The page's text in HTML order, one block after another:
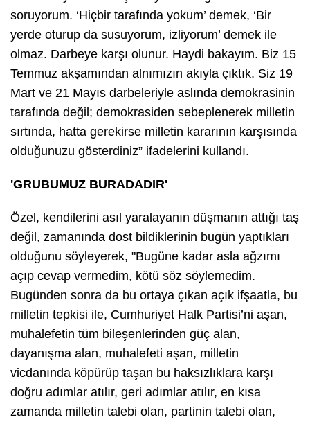
soruyorum. ‘Hiçbir tarafında yokum’ demek, ‘Bir
yerde oturup da susuyorum, izliyorum’ demek ile
olmaz. Darbeye karşı olunur. Haydi bakayım. Biz 15
Temmuz akşamından alnımızın akıyla çıktık. Siz 19
Mart ve 21 Mayıs darbeleriyle aslında demokrasinin
tarafında değil; demokrasiden sebeplenerek milletin
sırtında, hatta gerekirse milletin kararının karşısında
olduğunuzu gösterdiniz” ifadelerini kullandı.
'GRUBUMUZ BURADADIR'
Özel, kendilerini asıl yaralayanın düşmanın attığı taş
değil, zamanında dost bildiklerinin bugün yaptıkları
olduğunu söyleyerek, "Bugüne kadar asla ağzımı
açıp cevap vermedim, kötü söz söylemedim.
Bugünden sonra da bu ortaya çıkan açık ifşaatla, bu
milletin tepkisi ile, Cumhuriyet Halk Partisi’ni aşan,
muhalefetin tüm bileşenlerinden güç alan,
dayanışma alan, muhalefeti aşan, milletin
vicdanında köpürüp taşan bu haksızlıklara karşı
doğru adımlar atılır, geri adımlar atılır, en kısa
zamanda milletin talebi olan, partinin talebi olan,